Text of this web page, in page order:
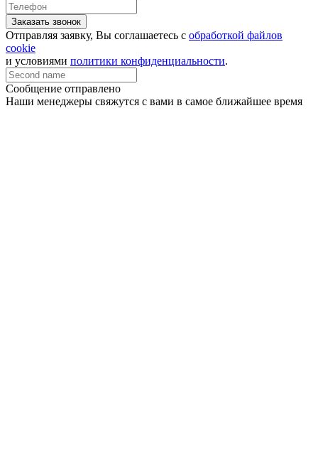
Заказать звонок
Отправляя заявку, Вы соглашаетесь с обработкой файлов
cookie
и условиями политики конфиденциальности.
Сообщение отправлено
Наши менеджеры свяжутся с вами в самое ближайшее время